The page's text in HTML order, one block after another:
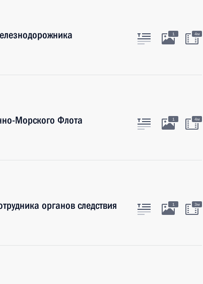
1 4м
Морского Флота
1 4м
органов следствия
1 3м